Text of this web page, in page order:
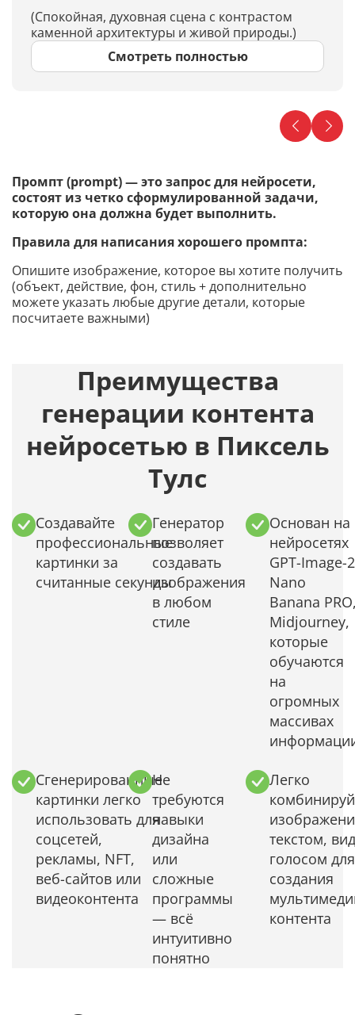
(Спокойная, духовная сцена с контрастом
каменной архитектуры и живой природы.)
Смотреть полностью
Промпт (prompt) — это запрос для нейросети,
состоят из четко сформулированной задачи,
которую она должна будет выполнить.
Правила для написания хорошего промпта:
Опишите изображение, которое вы хотите получить
(объект, действие, фон, стиль + дополнительно
можете указать любые другие детали, которые
посчитаете важными)
Преимущества
генерации контента
нейросетью в Пиксель
Тулс
Создавайте
профессиональные
картинки за
считанные секунды
Генератор
позволяет
создавать
изображения
в любом
стиле
Основан на
нейросетях
GPT-Image-
Nano
Banana
Midjourney,
которые
обучаются
на
огромных
массивах
Сгенерированные
картинки легко
использовать для
соцсетей,
рекламы, NFT,
веб-сайтов или
видеоконтента
Не
требуются
навыки
дизайна
или
сложные
программы
— всё
интуитивно
понятно
Легко
текстом,
голосом для
создания
контента